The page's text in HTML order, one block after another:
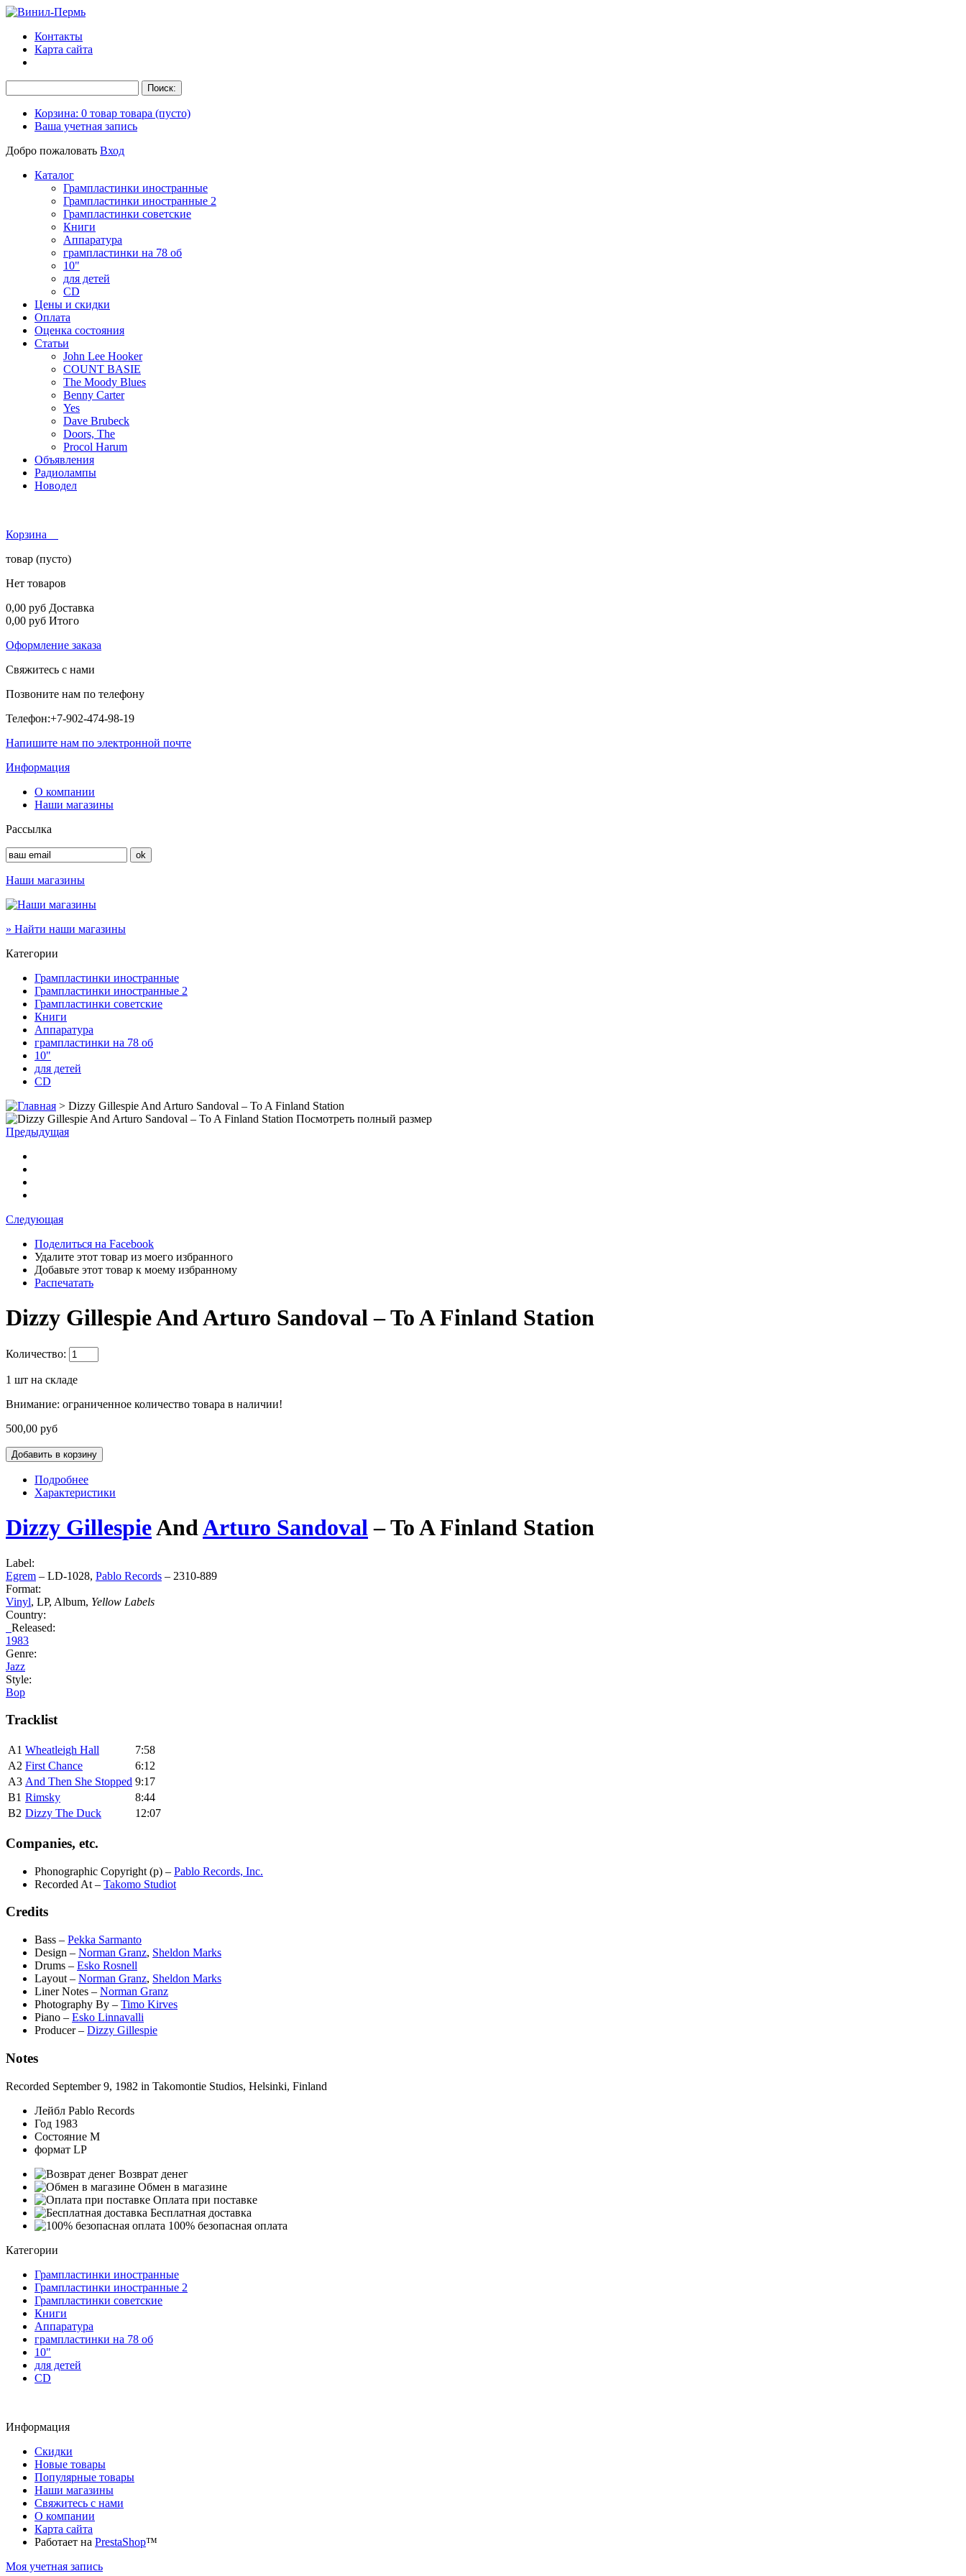
Контакты
Карта сайта
Корзина: 0 товар товара (пусто)
Ваша учетная запись
Добро пожаловать Вход
Каталог
Грампластинки иностранные
Грампластинки иностранные 2
Грампластинки советские
Книги
Аппаратура
грампластинки на 78 об
10"
для детей
CD
Цены и скидки
Оплата
Оценка состояния
Статьи
John Lee Hooker
COUNT BASIE
The Moody Blues
Benny Carter
Yes
Dave Brubeck
Doors, The
Procol Harum
Объявления
Радиолампы
Новодел
Корзина
товар (пусто)
Нет товаров
0,00 руб Доставка
0,00 руб Итого
Оформление заказа
Свяжитесь с нами
Позвоните нам по телефону
Телефон:+7-902-474-98-19
Напишите нам по электронной почте
Информация
О компании
Наши магазины
Рассылка
Наши магазины
» Найти наши магазины
Категории
Грампластинки иностранные
Грампластинки иностранные 2
Грампластинки советские
Книги
Аппаратура
грампластинки на 78 об
10"
для детей
CD
> Dizzy Gillespie And Arturo Sandoval ‎– To A Finland Station
Посмотреть полный размер
Предыдущая
Следующая
Поделиться на Facebook
Удалите этот товар из моего избранного
Добавьте этот товар к моему избранному
Распечатать
Dizzy Gillespie And Arturo Sandoval ‎– To A Finland Station
Количество:
1 шт на складе
Внимание: ограниченное количество товара в наличии!
500,00 руб
Подробнее
Характеристики
Dizzy GillespieAndArturo Sandoval ‎–To A Finland Station
Label:
Egrem ‎– LD-1028, Pablo Records ‎– 2310-889
Format:
Vinyl, LP, Album, Yellow Labels
Country:
Released:
1983
Genre:
Jazz
Style:
Bop
Tracklist
A1 Wheatleigh Hall
7:58
A2 First Chance
6:12
A3 And Then She Stopped 9:17
B1 Rimsky
8:44
B2 Dizzy The Duck 12:07
Companies, etc.
Phonographic Copyright (p) – Pablo Records, Inc.
Recorded At – Takomo Studiot
Credits
Bass – Pekka Sarmanto
Design – Norman Granz, Sheldon Marks
Drums – Esko Rosnell
Layout – Norman Granz, Sheldon Marks
Liner Notes – Norman Granz
Photography By – Timo Kirves
Piano – Esko Linnavalli
Producer– Dizzy Gillespie
Notes
Recorded September 9, 1982 in Takomontie Studios, Helsinki, Finland
Лейбл Pablo Records
Год 1983
Состояние M
формат LP
Возврат денег
Обмен в магазине
Оплата при поставке
Бесплатная доставка
100% безопасная оплата
Категории
Грампластинки иностранные
Грампластинки иностранные 2
Грампластинки советские
Книги
Аппаратура
грампластинки на 78 об
10"
для детей
CD
Информация
Скидки
Новые товары
Популярные товары
Наши магазины
Свяжитесь с нами
О компании
Карта сайта
Работает на PrestaShop™
Моя учетная запись